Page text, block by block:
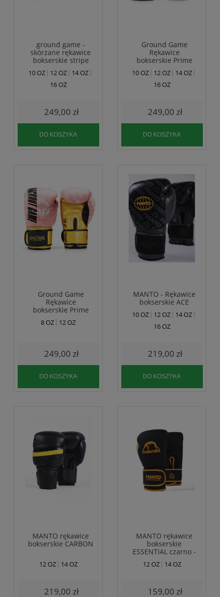
ground game -
skórzane rękawice
bokserskie stripe
black
10 OZ 12 OZ
14 OZ
16 OZ
249,00 zł
DO KOSZYKA
Ground Game
Rękawice
bokserskie Prime
Green
10 OZ 12 OZ
14 OZ
16 OZ
249,00 zł
DO KOSZYKA
Ground Game
Rękawice
bokserskie Prime
Pink
8 OZ 12 OZ
249,00 zł
DO KOSZYKA
MANTO - Rękawice
bokserskie ACE
10 OZ 12 OZ
14 OZ
16 OZ
219,00 zł
DO KOSZYKA
MANTO rękawice
bokserskie CARBON
12 OZ 14 OZ
219,00 zł
MANTO rękawice
bokserskie
ESSENTIAL czarno -
żółte
12 OZ 14 OZ
159,00 zł